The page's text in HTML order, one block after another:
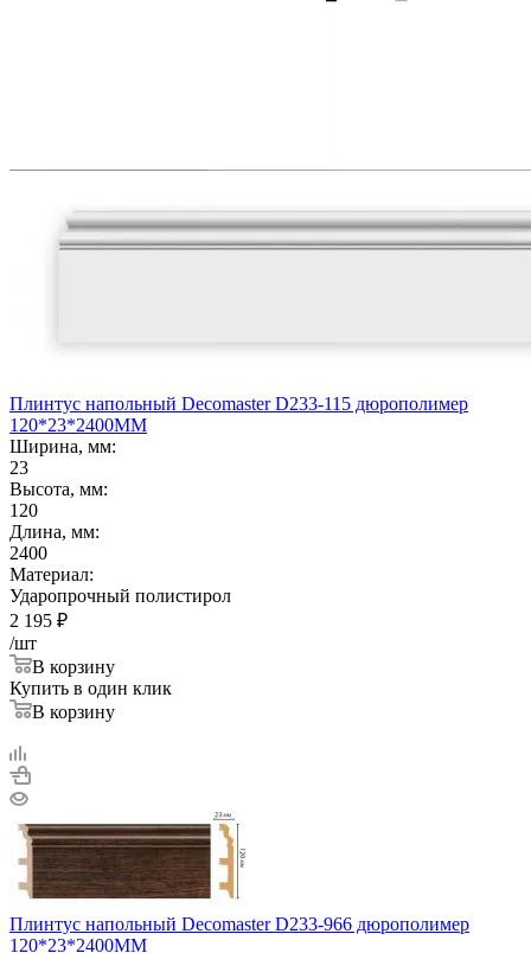
Плинтус напольный Decomaster D233-115 дюрополимер
120*23*2400ММ
Ширина, мм:
23
Высота, мм:
120
Длина, мм:
2400
Материал:
Ударопрочный полистирол
2 195 ₽
/шт
В корзину
Купить в один клик
В корзину
Плинтус напольный Decomaster D233-966 дюрополимер
120*23*2400ММ